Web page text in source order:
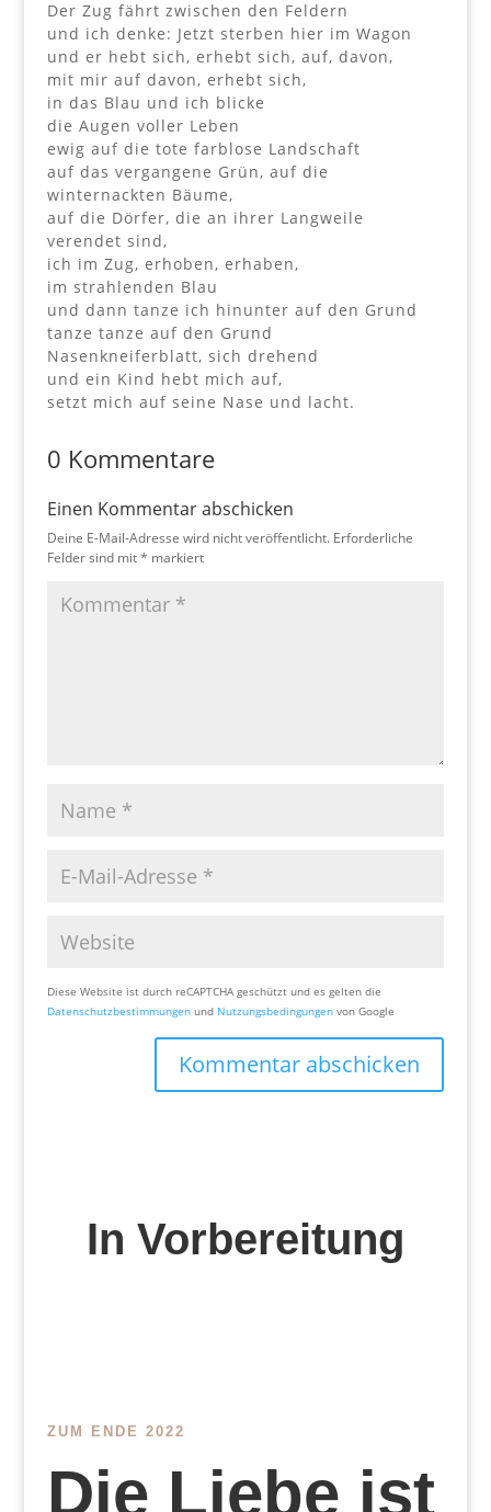
Der Zug fährt zwischen den Feldern
und ich denke: Jetzt sterben hier im Wagon
und er hebt sich, erhebt sich, auf, davon,
mit mir auf davon, erhebt sich,
in das Blau und ich blicke
die Augen voller Leben
ewig auf die tote farblose Landschaft
auf das vergangene Grün, auf die
winternackten Bäume,
auf die Dörfer, die an ihrer Langweile
verendet sind,
ich im Zug, erhoben, erhaben,
im strahlenden Blau
und dann tanze ich hinunter auf den Grund
tanze tanze auf den Grund
Nasenkneiferblatt, sich drehend
und ein Kind hebt mich auf,
setzt mich auf seine Nase und lacht.
0 Kommentare
Einen Kommentar abschicken
Deine E-Mail-Adresse wird nicht veröffentlicht. Erforderliche
Felder sind mit* markiert
Diese Website ist durch reCAPTCHA geschützt und es gelten die
Datenschutzbestimmungenund Nutzungsbedingungenvon Google
Kommentar abschicken
In Vorbereitung
ZUM ENDE 2022
Die Liebe ist